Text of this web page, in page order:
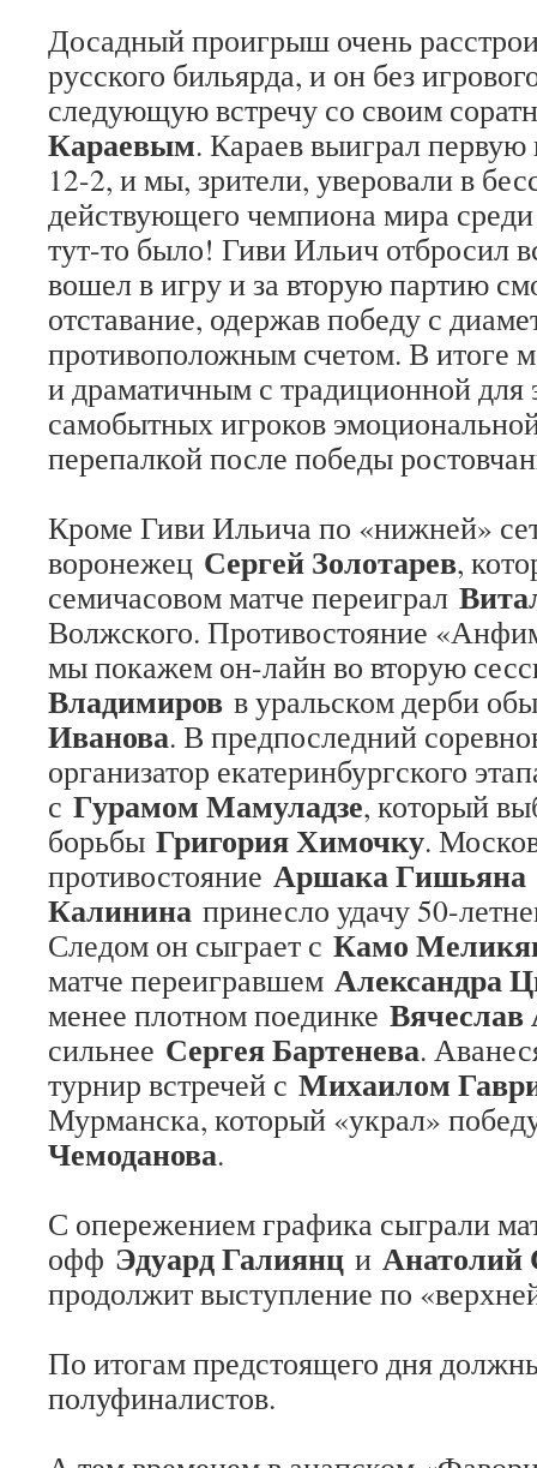
Досадный проигрыш очень
русского бильярда, и он без
следующую встречу со своим
Караевым. Караев выиграл
12-2, и мы, зрители, уверовали в
действующего чемпиона мира
тут-то было! Гиви Ильич отбросил
вошел в игру и за вторую партию
отставание, одержав победу с
противоположным счетом. В итоге
и драматичным с традиционной для
самобытных игроков
перепалкой после победы
Кроме Гиви Ильича по «нижней»
воронежец Сергей Золотарев,
семичасовом матче переиграл
Волжского. Противостояние
мы покажем он-лайн во вторую
Владимиров в уральском дерби
Иванова. В предпоследний
организатор екатеринбургского
с Гурамом Мамуладзе, который
борьбы Григория Химочку.
противостояние Аршака Гишьяна
Калинина принесло удачу 50-
Следом он сыграет с Камо
матче переигравшем Александра
менее плотном поединке Вячеслав
сильнее Сергея Бартенева.
турнир встречей с Михаилом
Мурманска, который «украл»
Чемоданова.
С опережением графика сыграли
офф Эдуард Галиянц и Анатолий
продолжит выступление по
По итогам предстоящего дня
полуфиналистов.